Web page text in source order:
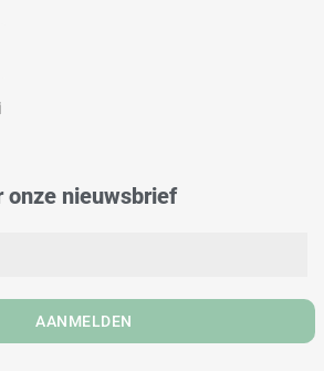
onze nieuwsbrief
AANMELDEN